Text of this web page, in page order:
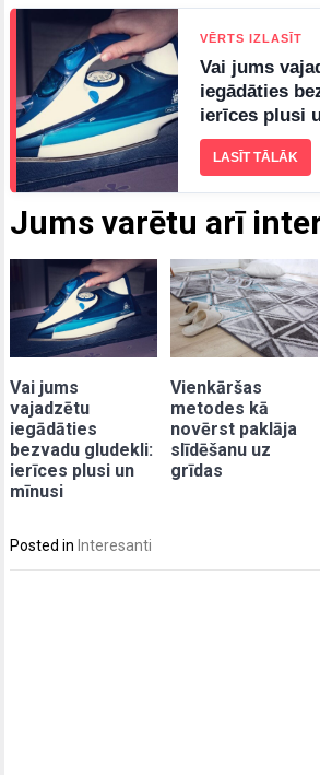
Jums varētu arī
Vai jums
vajadzētu
iegādāties
bezvadu gludekli:
ierīces plusi un
mīnusi
Vienkāršas
metodes kā
novērst paklāja
slīdēšanu uz
grīdas
VĒRTS IZLASĪT
Vai jums
iegādāties
ierīces plusi
LASĪT TĀLĀK
Posted in Interesanti